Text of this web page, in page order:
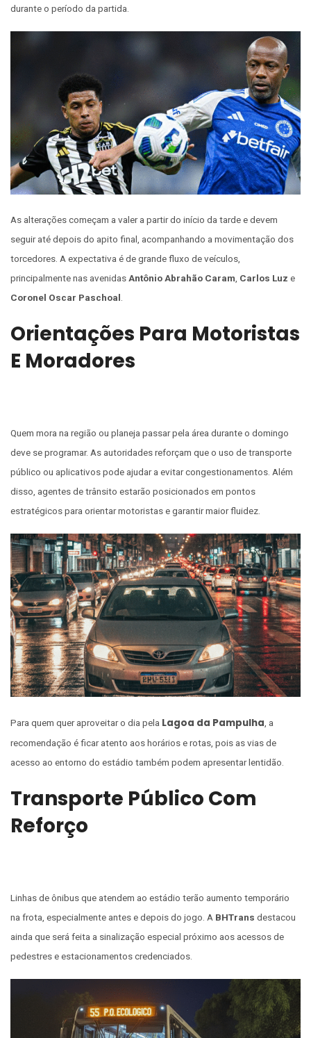
durante o período da partida.
As alterações começam a valer a partir do início da tarde e devem
seguir até depois do apito final, acompanhando a movimentação dos
torcedores. A expectativa é de grande fluxo de veículos,
principalmente nas avenidasAntônio Abrahão Caram, Carlos Luz e
Coronel Oscar Paschoal.
Orientações Para Motoristas
E Moradores
Quem mora na região ou planeja passar pela área durante o domingo
deve se programar. As autoridades reforçam que o uso de transporte
público ou aplicativos pode ajudar a evitar congestionamentos. Além
disso, agentes de trânsito estarão posicionados em pontos
estratégicos para orientar motoristas e garantir maior fluidez.
Para quem quer aproveitar o dia pela Lagoa da Pampulha , a
recomendação é ficar atento aos horários e rotas, pois as vias de
acesso ao entorno do estádio também podem apresentar lentidão.
Transporte Público Com
Reforço
Linhas de ônibus que atendem ao estádio terão aumento temporário
na frota, especialmente antes e depois do jogo. A BHTrans destacou
ainda que será feita a sinalização especial próximo aos acessos de
pedestres e estacionamentos credenciados.